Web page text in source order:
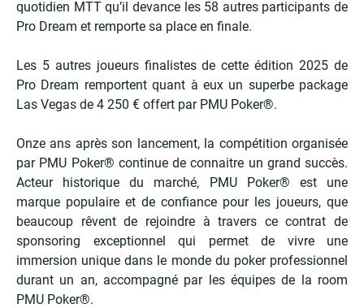
quotidien MTT qu’il devance les 58 autres participants de
Pro Dream et remporte sa place en finale.
Les 5 autres joueurs finalistes de cette édition 2025 de
Pro Dream remportent quant à eux un superbe package
Las Vegas de 4 250 € offert par PMU Poker®.
Onze ans après son lancement, la compétition organisée
par PMU Poker® continue de connaitre un grand succès.
Acteur historique du marché, PMU Poker® est une
marque populaire et de confiance pour les joueurs, que
beaucoup rêvent de rejoindre à travers ce contrat de
sponsoring exceptionnel qui permet de vivre une
immersion unique dans le monde du poker professionnel
durant un an, accompagné par les équipes de la room
PMU Poker®.